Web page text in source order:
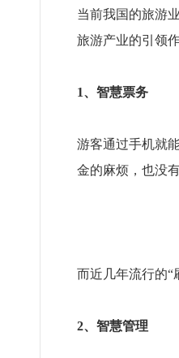
当前我国的旅游
旅游产业的引领
1、智慧票务
游客通过手机就
金的麻烦，也没
而近几年流行的“
2、智慧管理